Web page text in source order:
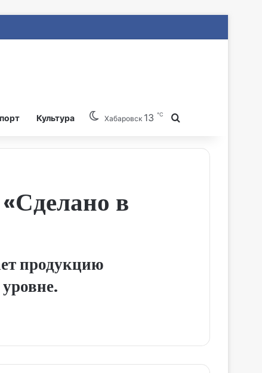
Культура Хабаровск 13 ℃
в
продукцию